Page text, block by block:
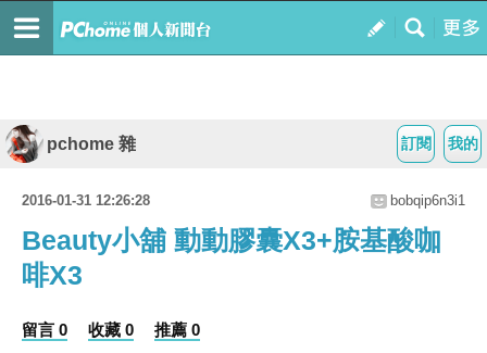
我的
訂閱
pchome 雜
2016-01-31 12:26:28 bobqip6n3i1
Beauty小舖 動動膠囊X3+胺基酸咖
啡X3
留言 0 收藏 0 推薦 0